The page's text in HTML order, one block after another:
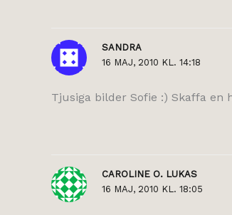
SANDRA
16 MAJ, 2010 KL. 14:18
Tjusiga bilder Sofie :) Skaffa en
CAROLINE O. LUKAS
16 MAJ, 2010 KL. 18:05